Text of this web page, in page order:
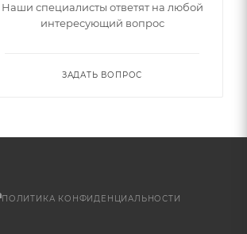
Наши специалисты ответят на любой
интересующий вопрос
ЗАДАТЬ ВОПРОС
ПОЛИТИКА КОНФИДЕНЦИАЛЬНОСТИ